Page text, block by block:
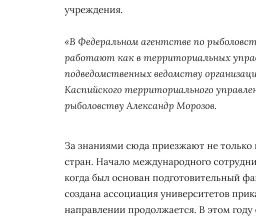
учреждения.
«В Федеральном агентстве по
работают как в территориальных
подведомственных ведомству
Каспийского территориального
рыболовству Александр Морозов.
За знаниями сюда приезжают не только
стран. Начало международного
когда был основан подготовительный
создана ассоциация университетов
направлении продолжается. В этом